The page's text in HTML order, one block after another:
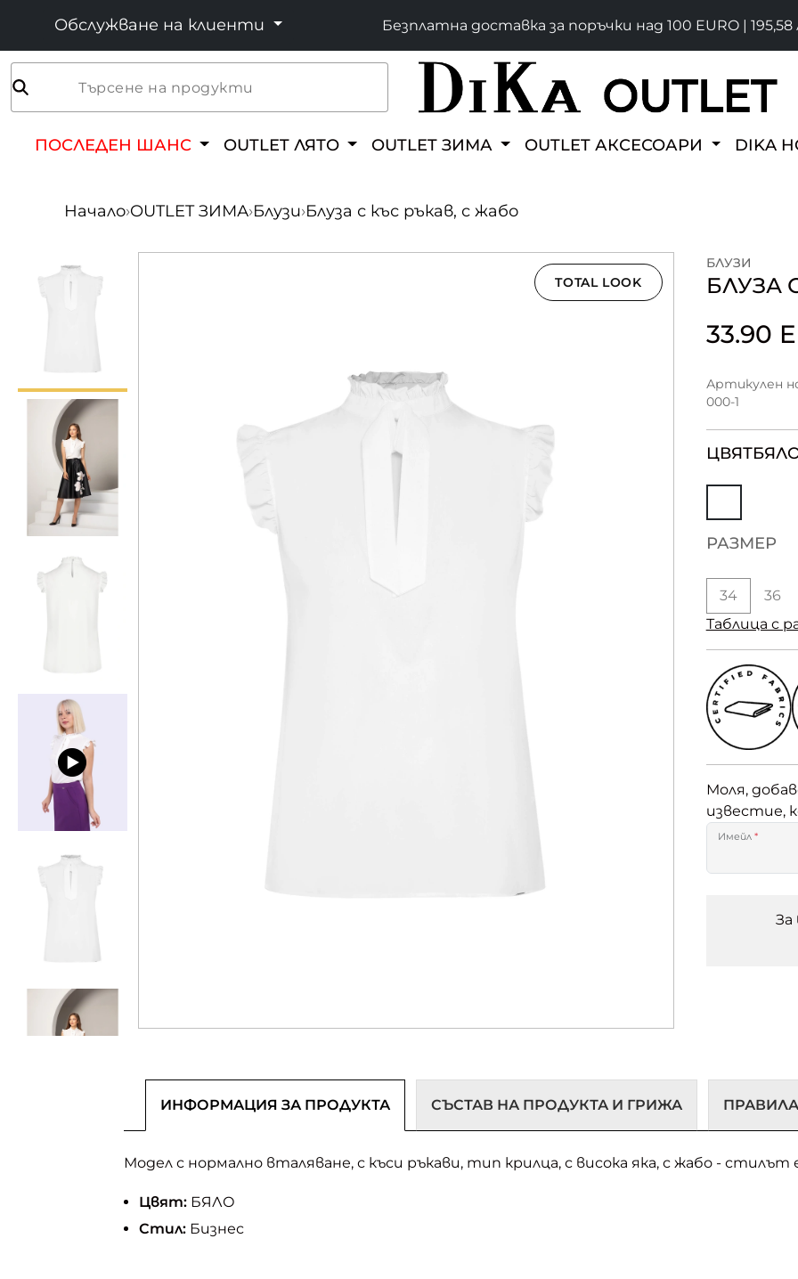
Обслужване на клиенти Безплатна доставка за поръчки над 100 EURO | 195,58
Търсене на продукти
ПОСЛЕДЕН ШАНС OUTLET ЛЯТО OUTLET ЗИМА OUTLET АКСЕСОАРИ DIKA
Начало›OUTLET ЗИМА›Блузи›Блуза с къс ръкав, с жабо
TOTAL LOOK
БЛУЗИ
БЛУЗА
33.90
Артикулен
000-1
ЦВЯТ
РАЗМЕР
34
36
Таблица с
Моля,
известие,
Имейл *
За
ИНФОРМАЦИЯ ЗА ПРОДУКТА СЪСТАВ НА ПРОДУКТА И ГРИЖА
Модел с нормално вталяване, с къси ръкави, тип крилца, с висока яка, с жабо -
Цвят: БЯЛО
Стил: Бизнес